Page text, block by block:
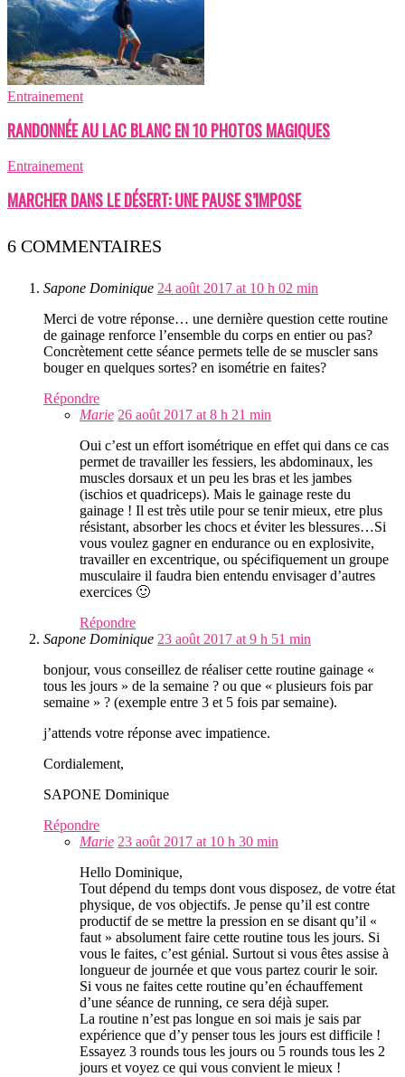
Entrainement
RANDONNÉE AU LAC BLANC EN 10 PHOTOS MAGIQUES
Entrainement
MARCHER DANS LE DÉSERT: UNE PAUSE S’IMPOSE
6 COMMENTAIRES
Sapone Dominique 24 août 2017 at 10 h 02 min
Merci de votre réponse… une dernière question cette routine
de gainage renforce l’ensemble du corps en entier ou pas?
Concrètement cette séance permets telle de se muscler sans
bouger en quelques sortes? en isométrie en faites?
Répondre
Marie 26 août 2017 at 8 h 21 min
Oui c’est un effort isométrique en effet qui dans ce cas
permet de travailler les fessiers, les abdominaux, les
muscles dorsaux et un peu les bras et les jambes
(ischios et quadriceps). Mais le gainage reste du
gainage ! Il est très utile pour se tenir mieux, etre plus
résistant, absorber les chocs et éviter les blessures…Si
vous voulez gagner en endurance ou en explosivite,
travailler en excentrique, ou spécifiquement un groupe
musculaire il faudra bien entendu envisager d’autres
exercices 🙂
Répondre
Sapone Dominique 23 août 2017 at 9 h 51 min
bonjour, vous conseillez de réaliser cette routine gainage «
tous les jours » de la semaine ? ou que « plusieurs fois par
semaine » ? (exemple entre 3 et 5 fois par semaine).
j’attends votre réponse avec impatience.
Cordialement,
SAPONE Dominique
Répondre
Marie 23 août 2017 at 10 h 30 min
Hello Dominique,
Tout dépend du temps dont vous disposez, de votre état
physique, de vos objectifs. Je pense qu’il est contre
productif de se mettre la pression en se disant qu’il «
faut » absolument faire cette routine tous les jours. Si
vous le faites, c’est génial. Surtout si vous êtes assise à
longueur de journée et que vous partez courir le soir.
Si vous ne faites cette routine qu’en échauffement
d’une séance de running, ce sera déjà super.
La routine n’est pas longue en soi mais je sais par
expérience que d’y penser tous les jours est difficile !
Essayez 3 rounds tous les jours ou 5 rounds tous les 2
jours et voyez ce qui vous convient le mieux !